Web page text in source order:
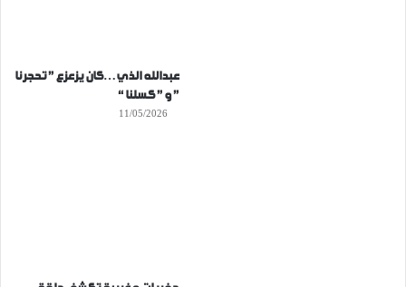
عبدالله الذي…كان يزعزع ” تحجرنا
” و ” كسلنا “
11/05/2026